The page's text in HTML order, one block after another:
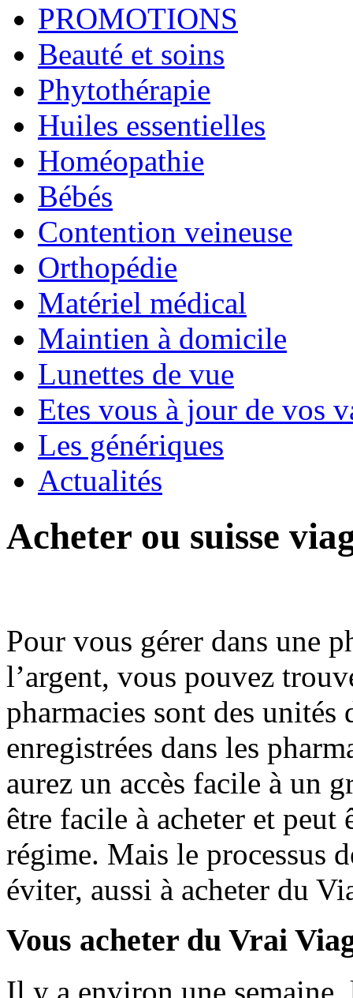
PROMOTIONS
Beauté et soins
Phytothérapie
Huiles essentielles
Homéopathie
Bébés
Contention veineuse
Orthopédie
Matériel médical
Maintien à domicile
Lunettes de vue
Etes vous à jour de vos
Les génériques
Actualités
Acheter ou suisse
Pour vous gérer dans une
l’argent, vous pouvez
pharmacies sont des
enregistrées dans les
aurez un accès facile à un
être facile à acheter et peut
régime. Mais le processus
éviter, aussi à acheter du
Vous acheter du Vrai